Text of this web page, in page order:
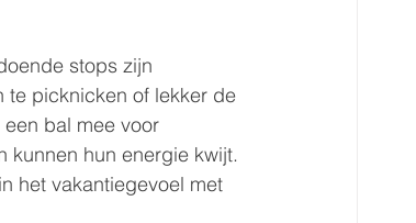
stops zijn
te picknicken of lekker de
bal mee voor
kunnen hun energie kwijt.
het vakantiegevoel met